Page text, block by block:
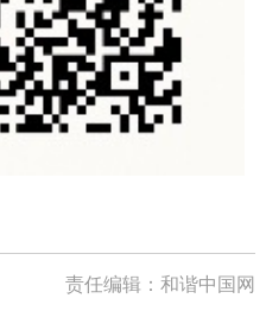
责任编辑：和谐中国网